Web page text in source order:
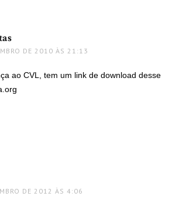
DE 2010 ÀS 21:13
ao CVL, tem um link de download desse
DE 2012 ÀS 4:06